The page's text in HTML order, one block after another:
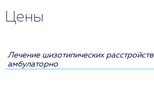
Цены
Лечение шизотипических расстройств
амбулаторно